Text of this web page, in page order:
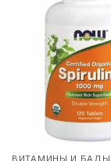
ВИТАМИНЫ И БАДЫ